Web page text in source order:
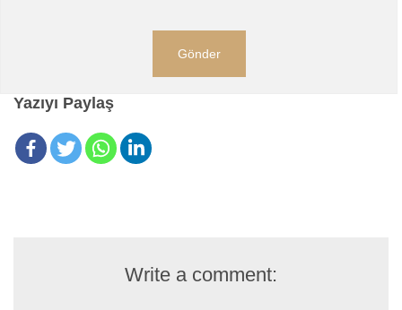
Yazıyı Paylaş
Write a comment: